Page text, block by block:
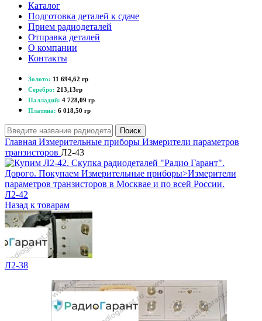
Каталог
Подготовка деталей к сдаче
Прием радиодеталей
Отправка деталей
О компании
Контакты
Золото: 11 694,62 гр
Серебро: 213,13гр
Палладий: 4 728,09 гр
Платина: 6 018,50 гр
Поиск
Главная Измерительные приборы Измерители параметров
транзисторов Л2-43
Л2-42
Назад к товарам
Л2-38